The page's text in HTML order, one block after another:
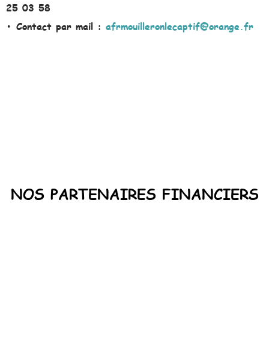
25 03 58
• Contact par mail : afrmouilleronlecaptif@orange.fr
NOS PARTENAIRES FINANCIERS